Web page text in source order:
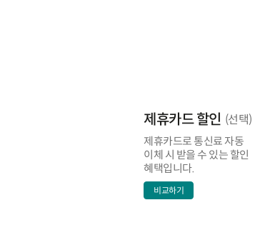
제휴카드 할인 (선택)
제휴카드로 통신료 자동
이체 시 받을 수 있는 할인
혜택입니다.
비교하기